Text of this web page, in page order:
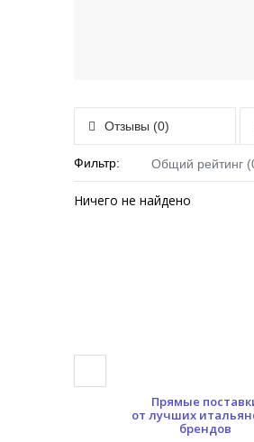
Отзывы (0)
Фильтр: Общий рейтинг
Ничего не найдено
Прямые
от лучших
брендов